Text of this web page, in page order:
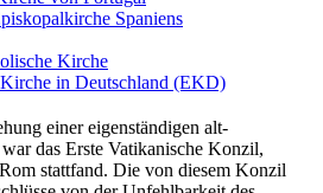
Spaniens
Kirche
in Deutschland (EKD)
einer eigenständigen alt-
das Erste Vatikanische Konzil,
stattfand. Die von diesem Konzil